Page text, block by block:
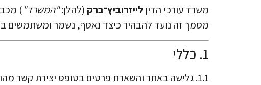
משרד עורכי הדיןלייזרוביץ־ברק (להלן:"המשרד")
מסמך זה נועד להבהיר כיצד נאסף, נשמר
1. כללי
1.1. גלישה באתר והשארת פרטים בטופס יצירת קשר מהווים הסכמה למדיניות זו.